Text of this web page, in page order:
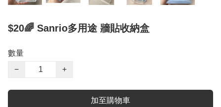
$20🌈 Sanrio多用途 牆貼收納盒
數量
−
+
加至購物車